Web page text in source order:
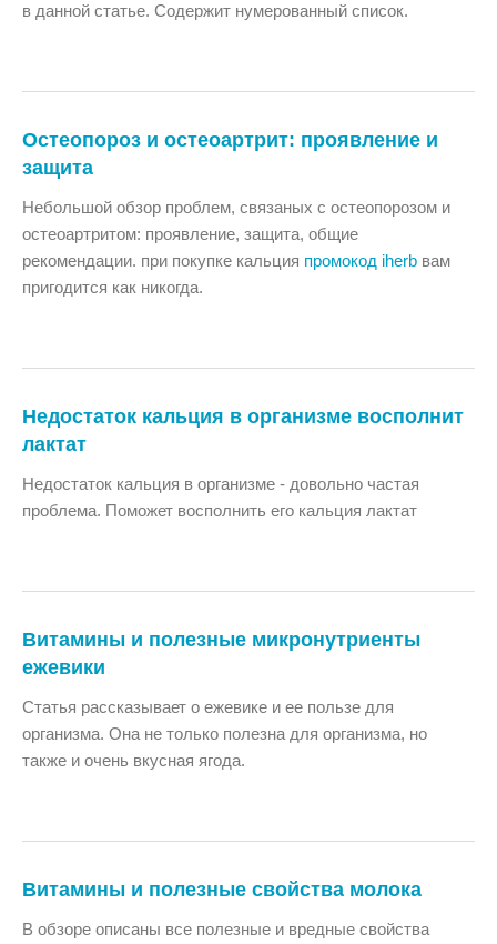
в данной статье. Содержит нумерованный список.
Остеопороз и остеоартрит: проявление и
защита
Небольшой обзор проблем, связаных с остеопорозом и
остеоартритом: проявление, защита, общие
рекомендации. при покупке кальция промокод iherb вам
пригодится как никогда.
Недостаток кальция в организме восполнит
лактат
Недостаток кальция в организме - довольно частая
проблема. Поможет восполнить его кальция лактат
Витамины и полезные микронутриенты
ежевики
Статья рассказывает о ежевике и ее пользе для
организма. Она не только полезна для организма, но
также и очень вкусная ягода.
Витамины и полезные свойства молока
В обзоре описаны все полезные и вредные свойства